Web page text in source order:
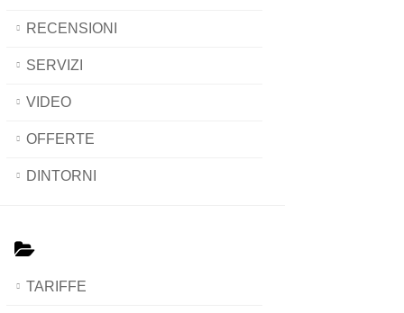
RECENSIONI
SERVIZI
VIDEO
OFFERTE
DINTORNI
TARIFFE